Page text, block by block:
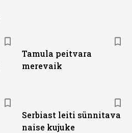
Tamula peitvara
merevaik
Serbiast leiti sünnitava
naise kujuke